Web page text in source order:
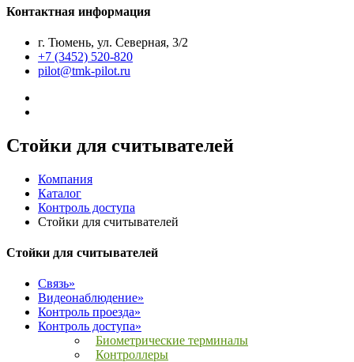
Контактная информация
г. Тюмень, ул. Северная, 3/2
+7 (3452) 520-820
pilot@tmk-pilot.ru
Стойки для считывателей
Компания
Каталог
Контроль доступа
Стойки для считывателей
Стойки для считывателей
Связь»
Видеонаблюдение»
Контроль проезда»
Контроль доступа»
Биометрические терминалы
Контроллеры